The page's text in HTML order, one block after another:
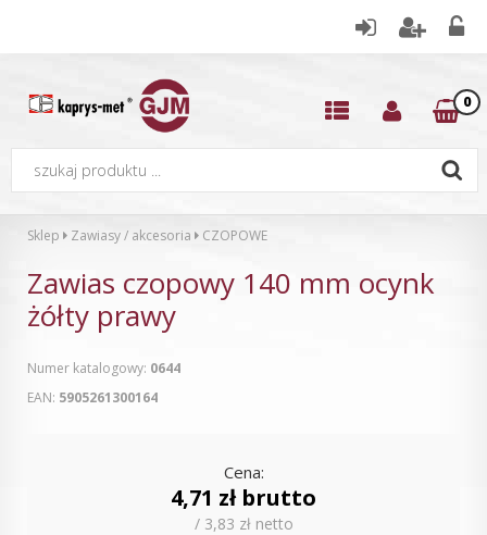
0
Sklep Zawiasy / akcesoria CZOPOWE
Zawias czopowy 140 mm ocynk
żółty prawy
Numer katalogowy: 0644
EAN: 5905261300164
Cena:
4,71 zł brutto
/ 3,83 zł netto